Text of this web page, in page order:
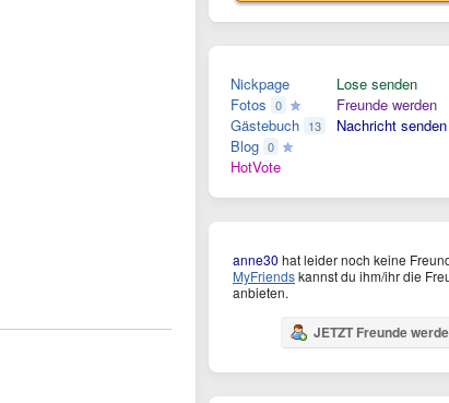
Nickpage
Fotos 0
Gästebuch 13
Blog 0
HotVote
Lose senden
Freunde werden
Nachricht senden
anne30 hat leider noch keine
MyFriendskannst du ihm/ihr die
anbieten.
JETZT Freunde